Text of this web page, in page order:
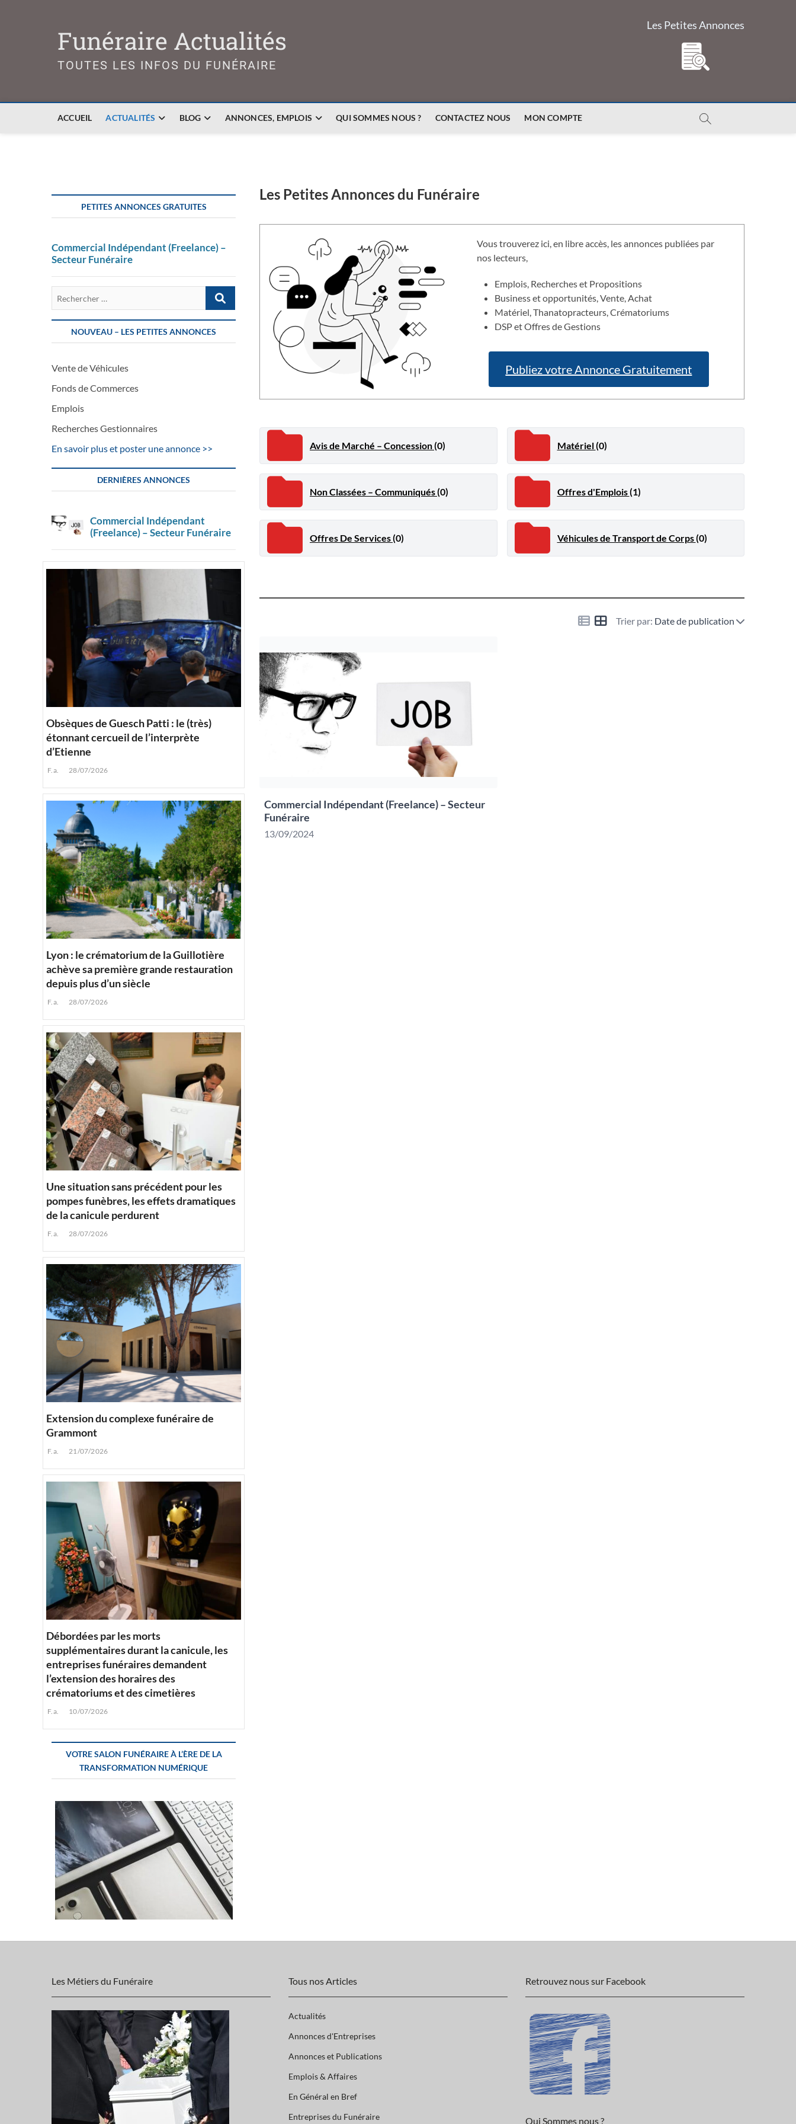
Funéraire Actualités
TOUTES LES INFOS DU FUNÉRAIRE
Les Petites Annonces
ACCUEIL ACTUALITÉS BLOG ANNONCES, EMPLOIS QUI SOMMES NOUS ? CONTACTEZ NOUS MON COMPTE
Les Petites Annonces du Funéraire
Vous trouverez ici, en libre accès, les annonces publiées par
nos lecteurs,
Emplois, Recherches et Propositions
Business et opportunités, Vente, Achat
Matériel, Thanatopracteurs, Crématoriums
DSP et Offres de Gestions
Publiez votre Annonce Gratuitement
Avis de Marché – Concession(0) Matériel(0)
Non Classées – Communiqués(0) Offres d'Emplois(1)
Offres De Services(0) Véhicules de Transport de Corps(0)
Trier par: Date de publication
Commercial Indépendant (Freelance) – Secteur
Funéraire
13/09/2024
PETITES ANNONCES GRATUITES
Commercial Indépendant (Freelance) –
Secteur Funéraire
Rechercher
NOUVEAU – LES PETITES ANNONCES
Vente de Véhicules
Fonds de Commerces
Emplois
Recherches Gestionnaires
En savoir plus et poster une annonce >>
DERNIÈRES ANNONCES
Commercial Indépendant
(Freelance) – Secteur Funéraire
Obsèques de Guesch Patti : le (très)
étonnant cercueil de l’interprète
d’Etienne
F.a. 28/07/2026
Lyon : le crématorium de la Guillotière
achève sa première grande restauration
depuis plus d’un siècle
F.a. 28/07/2026
Une situation sans précédent pour les
pompes funèbres, les effets dramatiques
de la canicule perdurent
F.a. 28/07/2026
Extension du complexe funéraire de
Grammont
F.a. 21/07/2026
Débordées par les morts
supplémentaires durant la canicule, les
entreprises funéraires demandent
l’extension des horaires des
crématoriums et des cimetières
F.a. 10/07/2026
VOTRE SALON FUNÉRAIRE À L’ÈRE DE LA
TRANSFORMATION NUMÉRIQUE
Les Métiers du Funéraire Tous nos Articles
Actualités
Annonces d'Entreprises
Annonces et Publications
Emplois & Affaires
En Général en Bref
Entreprises du Funéraire
Retrouvez nous sur Facebook
Qui Sommes nous ?